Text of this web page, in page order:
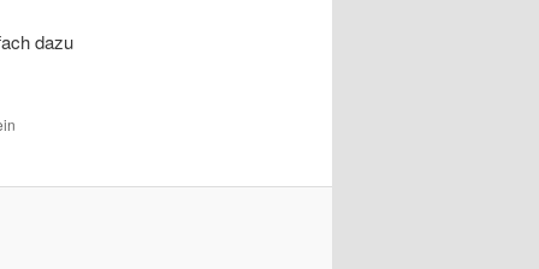
dazu